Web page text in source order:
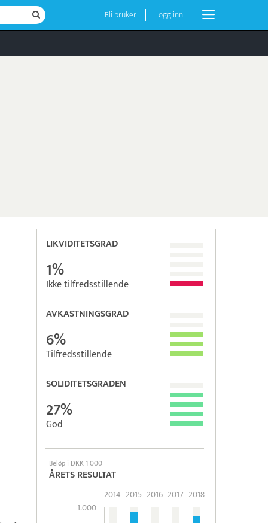
Bli bruker Logg inn
LIKVIDITETSGRAD
1%
Ikke tilfredsstillende
AVKASTNINGSGRAD
6%
Tilfredsstillende
SOLIDITETSGRADEN
27%
God
Beløp i DKK 1 000
ÅRETS RESULTAT
1.000
2014 2015 2016 2017 2018